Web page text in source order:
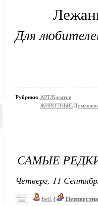
Для
Рубрики: АРТ/Креатив
ЖИВОТНЫЕ/Домашние
САМЫЕ
Четверг, 11
beil (